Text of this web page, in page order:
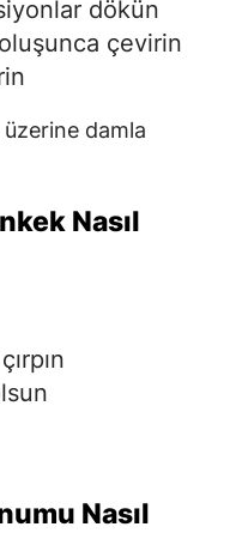
dökün
çevirin
üzerine damla
Nasıl
Nasıl